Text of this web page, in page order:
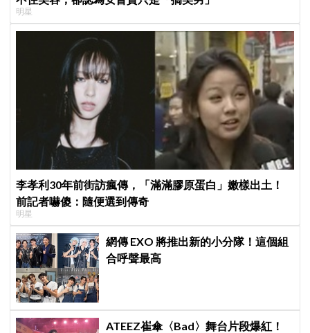
明星
李孝利30年前街訪瘋傳，「滿滿膠原蛋白」嫩樣出土！
前記者嚇傻：隨便選到傳奇
明星
網傳 EXO 將推出新的小分隊！這個組
合呼聲最高
ATEEZ崔傘〈Bad〉舞台片段爆紅！